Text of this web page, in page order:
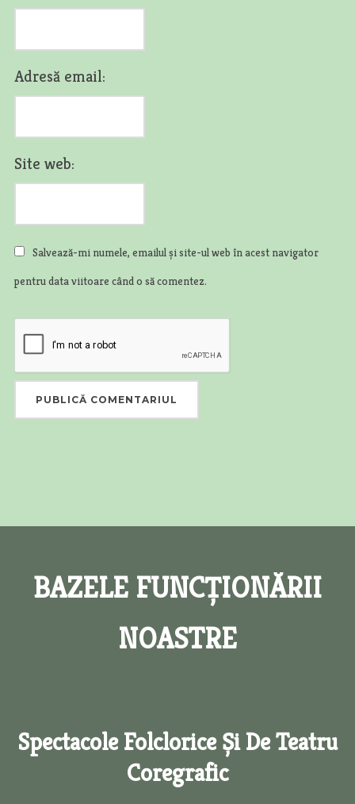
Adresă email:
Site web:
Salvează-mi numele, emailul și site-ul web în acest navigator
pentru data viitoare când o să comentez.
BAZELE FUNCȚIONĂRII
NOASTRE
Spectacole Folclorice Și De Teatru
Coregrafic